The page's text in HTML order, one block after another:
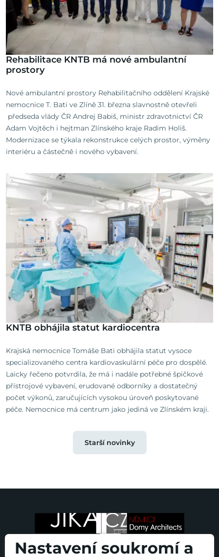
Rehabilitace KNTB má nové ambulantní
prostory
Nové ambulantní prostory Rehabilitačního oddělení Krajské
nemocnice T. Bati ve Zlíně 31. března slavnostně otevřeli
předseda vlády ČR Andrej Babiš, ministr zdravotnictví ČR
Adam Vojtěch i hejtman Zlínského kraje Radim Holiš.
Modernizace se týkala rekonstrukce celých prostor, výměny
interiéru a částečně i nového vybavení.
KNTB obhájila statut kardiocentra
Krajská nemocnice Tomáše Bati obhájila statut vysoce
specializovaného centra kardiovaskulární péče pro dospělé.
Laicky řečeno potvrdila, že má i nadále potřebné špičkové
přístrojové vybavení, erudované odborníky a dostatečný
počet výkonů, zaručujících vysokou úroveň poskytované
péče. Nemocnice má centrum jako jediná ve Zlínském kraji.
Starší novinky
Nastavení soukromí a